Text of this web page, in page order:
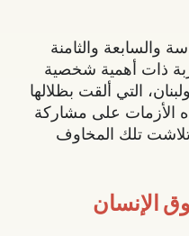
والسابعة والثامنة
ذات أهمية شخصية
التي ألقت بظلالها
الأزمات على مشاركة
تلك المخاوف
الإنسان